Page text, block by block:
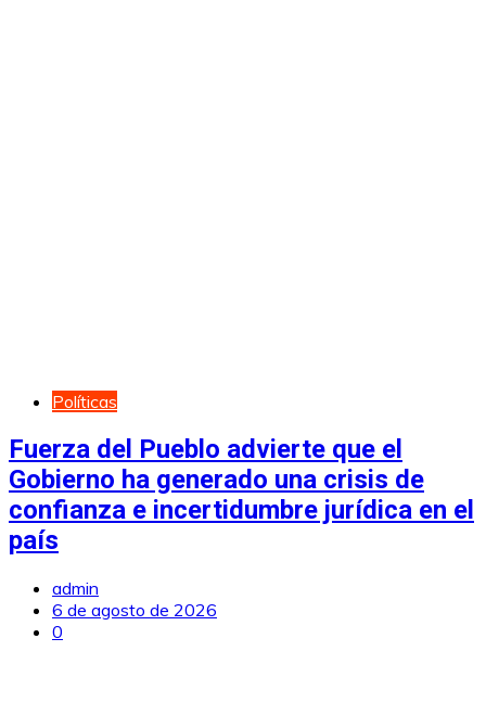
Políticas
Fuerza del Pueblo advierte que el
Gobierno ha generado una crisis de
confianza e incertidumbre jurídica en el
país
admin
6 de agosto de 2026
0